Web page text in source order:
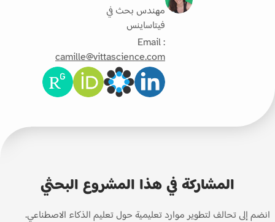
مهندس بحث في
فيتاساينس
Email :
camille@vittascience.com
المشاركة في هذا المشروع البحثي
انضم إلى تحالف لتطوير موارد تعليمية حول تعليم الذكاء الاصطناعي.